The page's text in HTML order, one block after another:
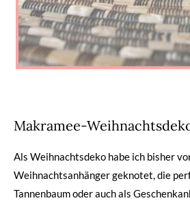
Makramee-
Als Weihnachtsdeko habe ich bisher
Weihnachtsanhänger geknotet, die
Tannenbaum oder auch als